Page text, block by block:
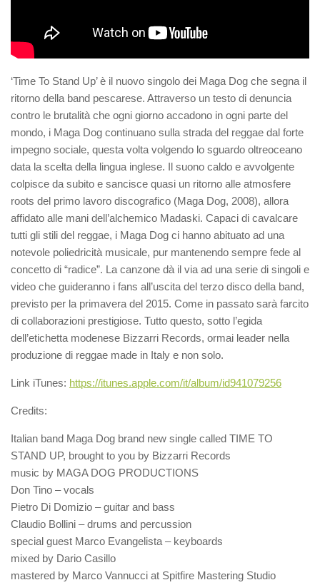
‘Time To Stand Up’ è il nuovo singolo dei Maga Dog che segna il
ritorno della band pescarese. Attraverso un testo di denuncia
contro le brutalità che ogni giorno accadono in ogni parte del
mondo, i Maga Dog continuano sulla strada del reggae dal forte
impegno sociale, questa volta volgendo lo sguardo oltreoceano
data la scelta della lingua inglese. Il suono caldo e avvolgente
colpisce da subito e sancisce quasi un ritorno alle atmosfere
roots del primo lavoro discografico (Maga Dog, 2008), allora
affidato alle mani dell’alchemico Madaski. Capaci di cavalcare
tutti gli stili del reggae, i Maga Dog ci hanno abituato ad una
notevole poliedricità musicale, pur mantenendo sempre fede al
concetto di “radice”. La canzone dà il via ad una serie di singoli e
video che guideranno i fans all’uscita del terzo disco della band,
previsto per la primavera del 2015. Come in passato sarà farcito
di collaborazioni prestigiose. Tutto questo, sotto l’egida
dell’etichetta modenese Bizzarri Records, ormai leader nella
produzione di reggae made in Italy e non solo.
Link iTunes: https://itunes.apple.com/it/album/id941079256
Credits:
Italian band Maga Dog brand new single called TIME TO
STAND UP, brought to you by Bizzarri Records
music by MAGA DOG PRODUCTIONS
Don Tino – vocals
Pietro Di Domizio – guitar and bass
Claudio Bollini – drums and percussion
special guest Marco Evangelista – keyboards
mixed by Dario Casillo
mastered by Marco Vannucci at Spitfire Mastering Studio